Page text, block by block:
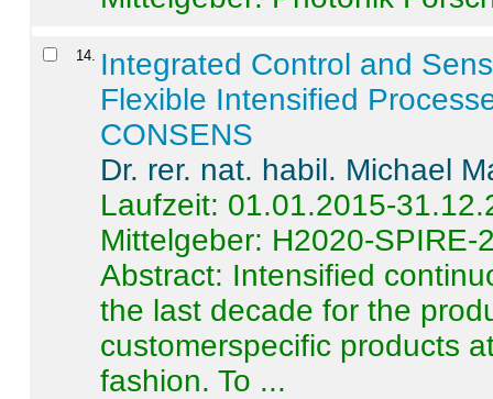
14
Integrated Control and
Flexible Intensified
CONSENS
Dr. rer. nat. habil. Michael
Laufzeit: 01.01.2015-
Mittelgeber: H2020-SPIRE-
Abstract: Intensified
the last decade for the
customerspecific products
fashion. To ...